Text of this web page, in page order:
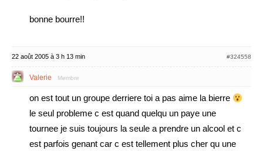
bonne bourre!!
22 août 2005 à 3 h 13 min #324558
Valerie Membre
on est tout un groupe derriere toi a pas aime la bierre
le seul probleme c est quand quelqu un paye une
tournee je suis toujours la seule a prendre un alcool et c
est parfois genant car c est tellement plus cher qu une